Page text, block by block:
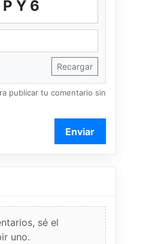
Recargar
publicar tu comentario sin
Enviar
sé el
uno.